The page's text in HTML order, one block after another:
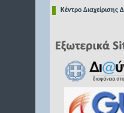
Κέντρο Διαχείρισης